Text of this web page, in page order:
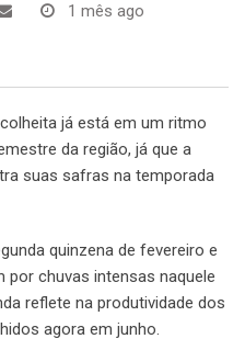
1 mês ago
já está em um ritmo
da região, já que a
suas safras na temporada
quinzena de fevereiro e
chuvas intensas naquele
reflete na produtividade dos
agora em junho.